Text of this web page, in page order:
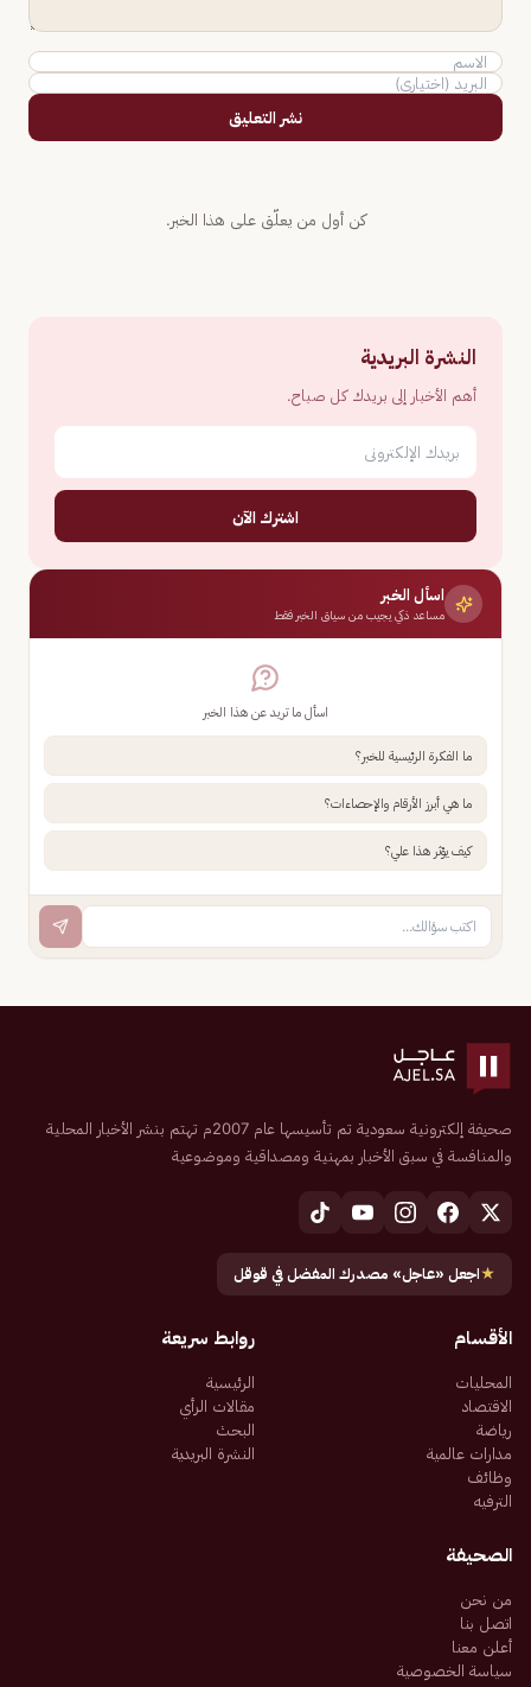
نشر التعليق
كن أول من يعلّق على هذا الخبر.
النشرة البريدية
أهم الأخبار إلى بريدك كل صباح.
اشترك الآن
اسأل الخبر
مساعد ذكي يجيب من سياق الخبر فقط
اسأل ما تريد عن هذا الخبر
ما الفكرة الرئيسية للخبر؟
ما هي أبرز الأرقام والإحصاءات؟
كيف يؤثر هذا علي؟
صحيفة إلكترونية سعودية تم تأسيسها عام 2007م تهتم بنشر الأخبار المحلية
والمنافسة في سبق الأخبار بمهنية ومصداقية وموضوعية
★اجعل «عاجل» مصدرك المفضل في قوقل
الأقسام
المحليات
الاقتصاد
رياضة
مدارات عالمية
وظائف
الترفيه
روابط سريعة
الرئيسية
مقالات الرأي
البحث
النشرة البريدية
الصحيفة
من نحن
اتصل بنا
أعلن معنا
سياسة الخصوصية